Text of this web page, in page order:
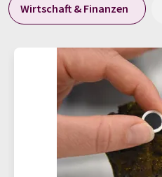
Wirtschaft & Finanzen